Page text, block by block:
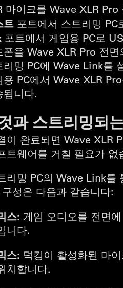
마이크를 Wave XLR
트 포트에서 스트리밍
포트에서 게임용 PC로
폰을 Wave XLR Pro 전
리밍 PC에 Wave Link를
용 PC에서 Wave XLR
됩니다.
과 스트리밍되
이 완료되면 Wave XLR
트웨어를 거칠 필요가
리밍 PC의 Wave Link를
성은 다음과 같습니다:
스: 게임 오디오를 전면
니다.
스: 덕킹이 활성화된 마
치합니다.